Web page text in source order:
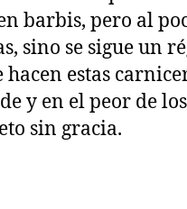
barbis, pero al
sino se sigue un
hacen estas
y en el peor de
sin gracia.